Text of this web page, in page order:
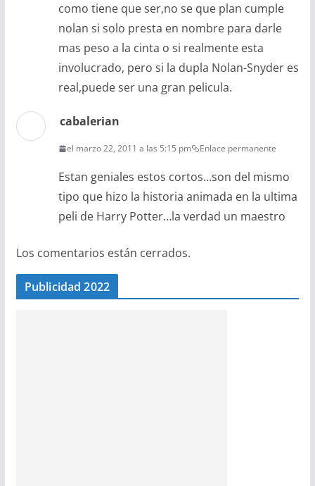
como tiene que ser,no se que plan cumple
nolan si solo presta en nombre para darle
mas peso a la cinta o si realmente esta
involucrado, pero si la dupla Nolan-Snyder es
real,puede ser una gran pelicula.
cabalerian
el marzo 22, 2011 a las 5:15 pm Enlace permanente
Estan geniales estos cortos…son del mismo
tipo que hizo la historia animada en la ultima
peli de Harry Potter…la verdad un maestro
Los comentarios están cerrados.
Publicidad 2022